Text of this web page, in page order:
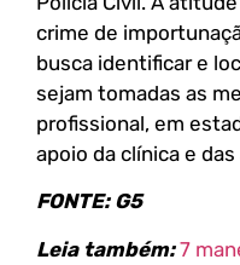
crime de
busca identificar e
sejam tomadas as
profissional, em
apoio da clínica e
FONTE: G5
Leia também: 7